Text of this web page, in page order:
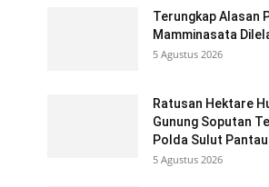
Terungkap Alasan
Mamminasata
5 Agustus 2026
Ratusan Hektare
Gunung Soputan
Polda Sulut
5 Agustus 2026